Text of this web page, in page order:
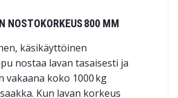
NOSTOKORKEUS 800 MM
käsikäyttöinen
nostaa lavan tasaisesti ja
vakaana koko 1000 kg
Kun lavan korkeus